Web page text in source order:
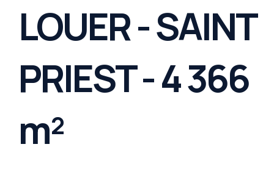
LOUER - SAINT
PRIEST - 4 366
m²